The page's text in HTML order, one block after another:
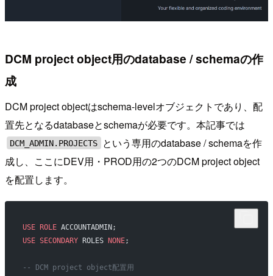
DCM project object用のdatabase / schemaの作
成
DCM project objectはschema-levelオブジェクトであり、配
置先となるdatabaseとschemaが必要です。本記事では
DCM_ADMIN.PROJECTS
という専用のdatabase / schemaを作
成し、ここにDEV用・PROD用の2つのDCM project object
を配置します。
USE ROLE ACCOUNTADMIN;
USE SECONDARY ROLES NONE;
-- DCM project object配置用